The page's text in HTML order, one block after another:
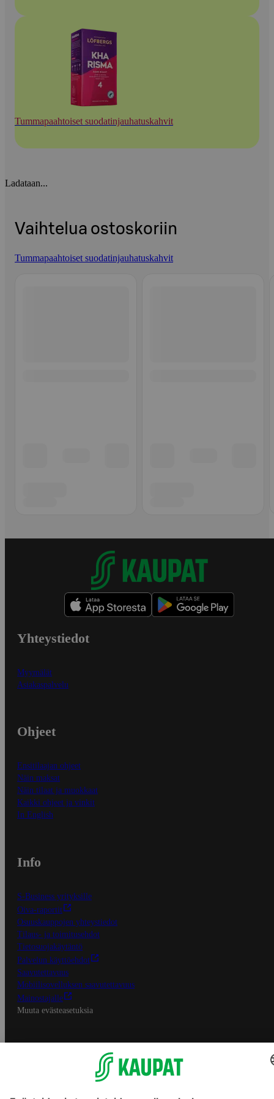
Tummapaahtoiset suodatinjauhatuskahvit
Ladataan...
Vaihtelua ostoskoriin
Tummapaahtoiset suodatinjauhatuskahvit
Yhteystiedot
Myymälät
Asiakaspalvelu
Ohjeet
Ensitilaajan ohjeet
Näin maksat
Näin tilaat ja muokkaat
Kaikki ohjeet ja vinkit
In English
Info
S-Business yrityksille
Oiva-raportit
Osuuskauppojen yhteystiedot
Tilaus- ja toimitusehdot
Tietosuojakäytäntö
Palvelun käyttöehdot
Saavutettavuus
Mobiilisovelluksen saavutettavuus
Mainostajalle
Muuta evästeasetuksia
S-ryhmän palvelut